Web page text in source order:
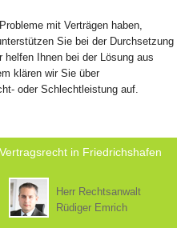
mit Verträgen haben,
Sie bei der Durchsetzung
helfen Ihnen bei der Lösung aus
klären wir Sie über
oder Schlechtleistung auf.
in Friedrichshafen
Herr Rechtsanwalt
Rüdiger Emrich